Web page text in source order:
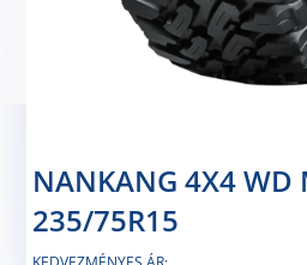
NANKANG 4X4 WD
235/75R15